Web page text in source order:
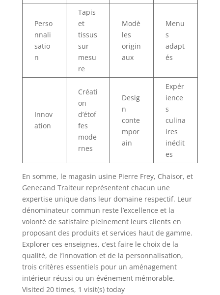
Perso
nnali
satio
n
Tapis
et
tissus
sur
mesu
re
Modè
les
origin
aux
Menu
s
adapt
és
Innov
ation
Créati
on
d’étof
fes
mode
rnes
Desig
n
conte
mpor
ain
Expér
ience
s
culina
ires
inédit
es
En somme, le magasin usine Pierre Frey, Chaisor, et
Genecand Traiteur représentent chacun une
expertise unique dans leur domaine respectif. Leur
dénominateur commun reste l’excellence et la
volonté de satisfaire pleinement leurs clients en
proposant des produits et services haut de gamme.
Explorer ces enseignes, c’est faire le choix de la
qualité, de l’innovation et de la personnalisation,
trois critères essentiels pour un aménagement
intérieur réussi ou un événement mémorable.
Visited 20 times, 1 visit(s) today